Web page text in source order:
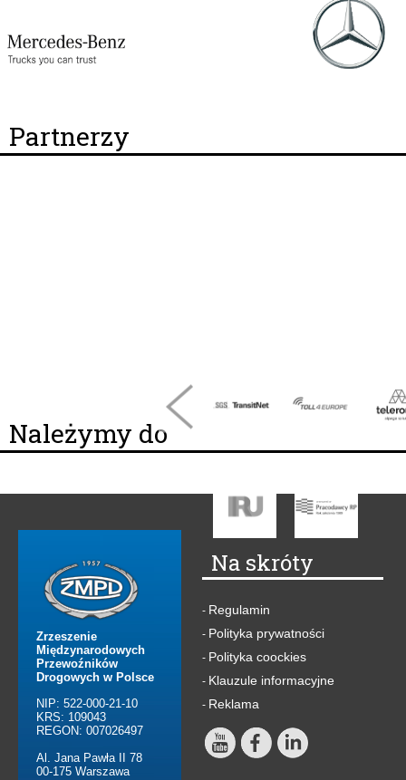
Partnerzy
Należymy do
Zrzeszenie
Międzynarodowych
Przewoźników
Drogowych w Polsce
NIP: 522-000-21-10
KRS: 109043
REGON: 007026497
Al. Jana Pawła II 78
00-175 Warszawa
Na skróty
- Regulamin
- Polityka prywatności
- Polityka coockies
- Klauzule informacyjne
- Reklama